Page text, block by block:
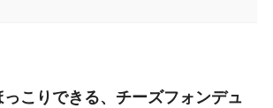
こりできる、チーズフォンデュ